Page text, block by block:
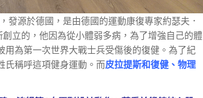
，發源於德國，是由德國的運動康復專家約瑟夫．
立的，他因為從小體弱多病，為了增強自己的體
為第一次世界大戰士兵受傷後的復健。為了紀
氏稱呼這項健身運動。而皮拉提斯和復健、物理